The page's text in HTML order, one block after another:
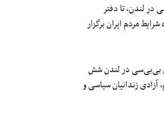
ساختمان بی‌بی‌سی در لندن، تا دفتر
مردم ایران برگزار
بی‌بی‌سی در لندن شش
زندانیان سیاسی و